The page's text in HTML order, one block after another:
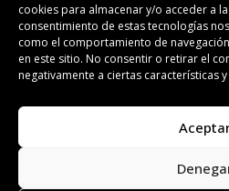
cookies para almacenar y/o acceder a
consentimiento de estas tecnologías
como el comportamiento de
en este sitio. No consentir o retirar el
negativamente a ciertas características
CONTACTO REDACCIÓN
ISSN 2385-4839 DL B
Todos los derechos